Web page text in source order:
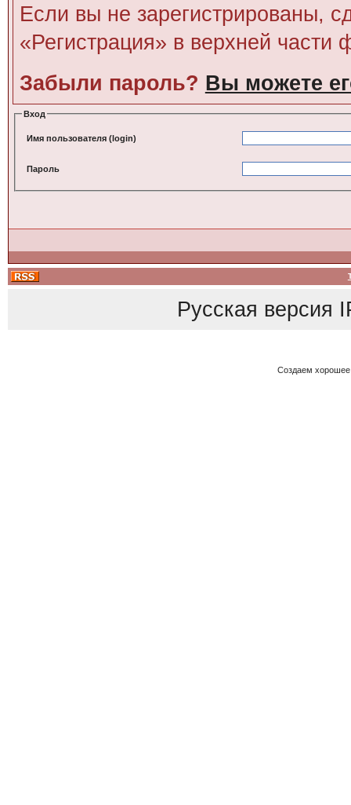
Если вы не зарегистрированы,
«Регистрация» в верхней части
Забыли пароль? Вы можете
Вход
Имя пользователя (login)
Пароль
Русская версия
Создаем